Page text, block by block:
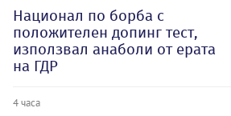
Национал по борба с
положителен допинг тест,
използвал анаболи от ерата
на ГДР
4 часа